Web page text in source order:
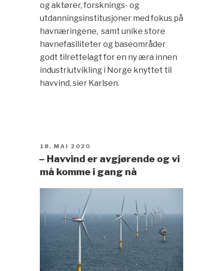
og aktører, forsknings- og
utdanningsinstitusjoner med fokus på
havnæringene, samt unike store
havnefasiliteter og baseområder
godt tilrettelagt for en ny æra innen
industriutvikling i Norge knyttet til
havvind, sier Karlsen.
POSTED
ON
18. MAI 2020
– Havvind er avgjørende og vi
må komme i gang nå